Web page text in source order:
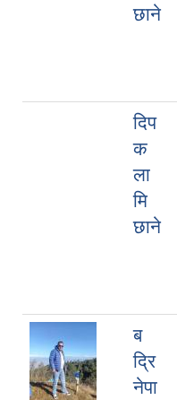
छाने
दिप
क
ला
मि
छाने
ब
द्रि
नेपा